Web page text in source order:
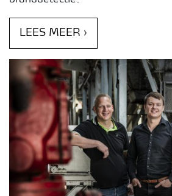
LEES MEER ›